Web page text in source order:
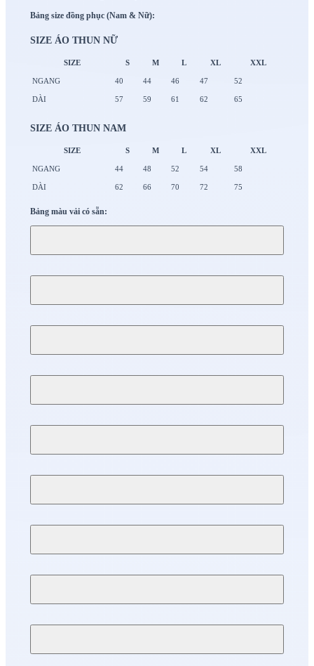
Bảng size đồng phục (Nam & Nữ):
SIZE ÁO THUN NỮ
SIZE S M L XL XXL
NGANG 40 44 46 47 52
DÀI 57 59 61 62 65
SIZE ÁO THUN NAM
SIZE S M L XL XXL
NGANG 44 48 52 54 58
DÀI 62 66 70 72 75
Bảng màu vải có sẵn: